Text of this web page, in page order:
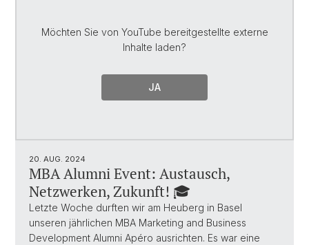
Möchten Sie von YouTube bereitgestellte externe
Inhalte laden?
JA
20. AUG. 2024
MBA Alumni Event: Austausch,
Netzwerken, Zukunft! 🎓
Letzte Woche durften wir am Heuberg in Basel
unseren jährlichen MBA Marketing and Business
Development Alumni Apéro ausrichten. Es war eine